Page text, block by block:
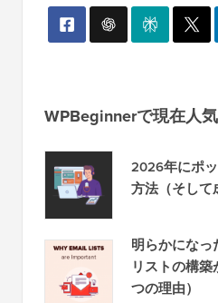
WPBeginnerで現在人
2026年にポ
方法（そして
明らかにな
リストの構
つの理由）